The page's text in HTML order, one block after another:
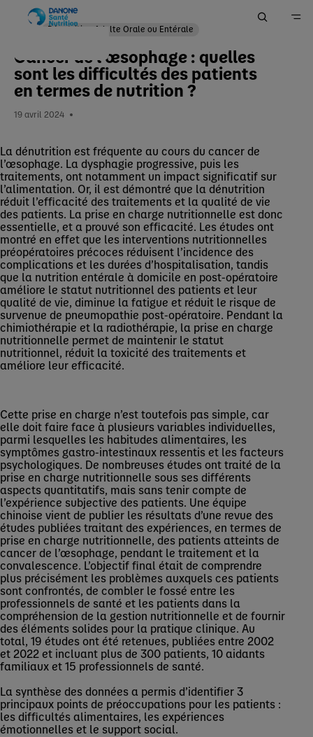
Accueil
Me Former
Dénutrition Adulte Orale ou Entérale
19 avril 2024
Cancer de l’œsophage : quelles
sont les difficultés des patients
en termes de nutrition ?
La dénutrition est fréquente au cours du cancer de
l’œsophage. La dysphagie progressive, puis les
traitements, ont notamment un impact significatif sur
l’alimentation. Or, il est démontré que la dénutrition
réduit l’efficacité des traitements et la qualité de vie
des patients. La prise en charge nutritionnelle est donc
essentielle, et a prouvé son efficacité. Les études ont
montré en effet que les interventions nutritionnelles
préopératoires précoces réduisent l’incidence des
complications et les durées d’hospitalisation, tandis
que la nutrition entérale à domicile en post-opératoire
améliore le statut nutritionnel des patients et leur
qualité de vie, diminue la fatigue et réduit le risque de
survenue de pneumopathie post-opératoire. Pendant la
chimiothérapie et la radiothérapie, la prise en charge
nutritionnelle permet de maintenir le statut
nutritionnel, réduit la toxicité des traitements et
améliore leur efficacité.
Cette prise en charge n’est toutefois pas simple, car
elle doit faire face à plusieurs variables individuelles,
parmi lesquelles les habitudes alimentaires, les
symptômes gastro-intestinaux ressentis et les facteurs
psychologiques. De nombreuses études ont traité de la
prise en charge nutritionnelle sous ses différents
aspects quantitatifs, mais sans tenir compte de
l’expérience subjective des patients. Une équipe
chinoise vient de publier les résultats d’une revue des
études publiées traitant des expériences, en termes de
prise en charge nutritionnelle, des patients atteints de
cancer de l’œsophage, pendant le traitement et la
convalescence. L’objectif final était de comprendre
plus précisément les problèmes auxquels ces patients
sont confrontés, de combler le fossé entre les
professionnels de santé et les patients dans la
compréhension de la gestion nutritionnelle et de fournir
des éléments solides pour la pratique clinique. Au
total, 19 études ont été retenues, publiées entre 2002
et 2022 et incluant plus de 300 patients, 10 aidants
familiaux et 15 professionnels de santé.
La synthèse des données a permis d’identifier 3
principaux points de préoccupations pour les patients :
les difficultés alimentaires, les expériences
émotionnelles et le support social.